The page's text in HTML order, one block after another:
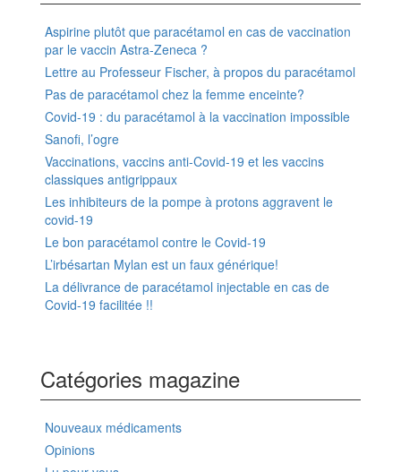
Aspirine plutôt que paracétamol en cas de vaccination
par le vaccin Astra-Zeneca ?
Lettre au Professeur Fischer, à propos du paracétamol
Pas de paracétamol chez la femme enceinte?
Covid-19 : du paracétamol à la vaccination impossible
Sanofi, l’ogre
Vaccinations, vaccins anti-Covid-19 et les vaccins
classiques antigrippaux
Les inhibiteurs de la pompe à protons aggravent le
covid-19
Le bon paracétamol contre le Covid-19
L’irbésartan Mylan est un faux générique!
La délivrance de paracétamol injectable en cas de
Covid-19 facilitée !!
Catégories magazine
Nouveaux médicaments
Opinions